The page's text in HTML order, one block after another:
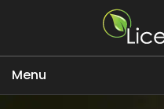
Menu